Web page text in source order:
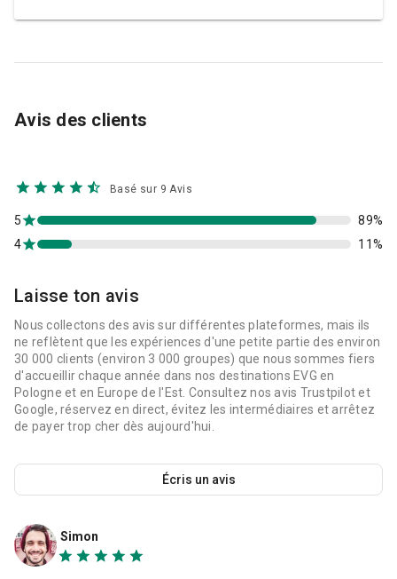
Avis des clients
Basé sur 9 Avis
4 11%
5 89%
Laisse ton avis
Nous collectons des avis sur différentes plateformes, mais ils
ne reflètent que les expériences d'une petite partie des environ
30 000 clients (environ 3 000 groupes) que nous sommes fiers
d'accueillir chaque année dans nos destinations EVG en
Pologne et en Europe de l'Est. Consultez nos avis Trustpilot et
Google, réservez en direct, évitez les intermédiaires et arrêtez
de payer trop cher dès aujourd'hui.
Écris un avis
Simon